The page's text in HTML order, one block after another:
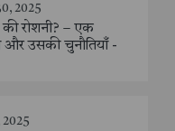
2025
रोशनी? – एक
और उसकी चुनौतियाँ -